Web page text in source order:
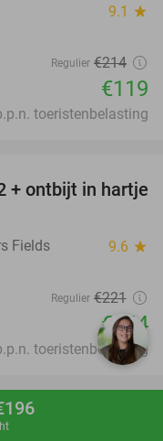
9.1 star
Regulier €214
€119
toeristenbelasting
35%
+ ontbijt in hartje
Fields 9.6 star
Regulier €221
€144
toeristenbelasting
+ parkeren